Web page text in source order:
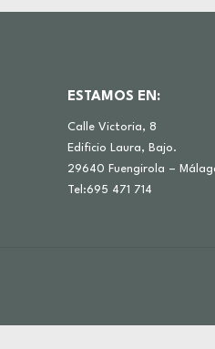
ESTAMOS EN:
Calle Victoria, 8
Edificio Laura, Bajo.
29640 Fuengirola –
Tel:695 471 714